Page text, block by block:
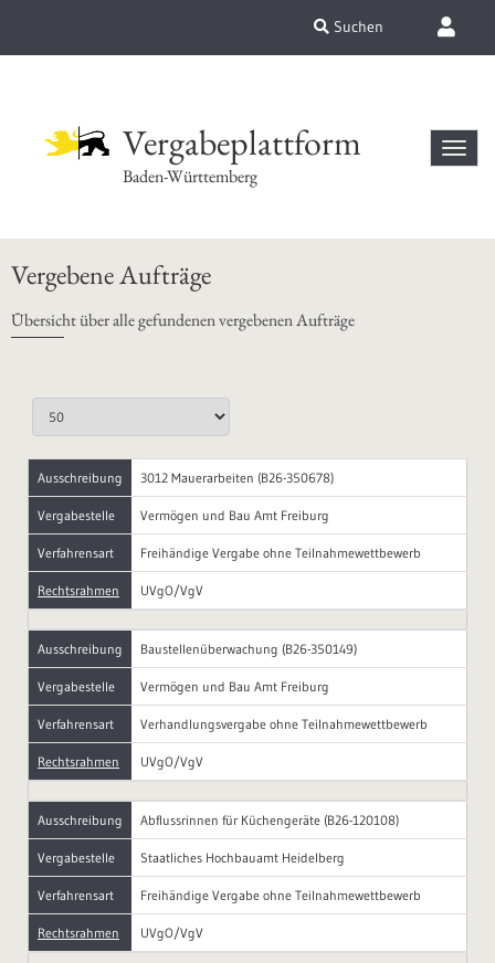
Suchen
Vergabeplattform
Baden-Württemberg
Vergebene Aufträge
Übersicht über alle gefundenen vergebenen Aufträge
Ausschreibung 3012 Mauerarbeiten (B26-350678)
Vergabestelle Vermögen und Bau Amt Freiburg
Verfahrensart Freihändige Vergabe ohne Teilnahmewettbewerb
Rechtsrahmen UVgO/VgV
Ausschreibung Baustellenüberwachung (B26-350149)
Vergabestelle Vermögen und Bau Amt Freiburg
Verfahrensart Verhandlungsvergabe ohne Teilnahmewettbewerb
Rechtsrahmen UVgO/VgV
Ausschreibung Abflussrinnen für Küchengeräte (B26-120108)
Vergabestelle Staatliches Hochbauamt Heidelberg
Verfahrensart Freihändige Vergabe ohne Teilnahmewettbewerb
Rechtsrahmen UVgO/VgV